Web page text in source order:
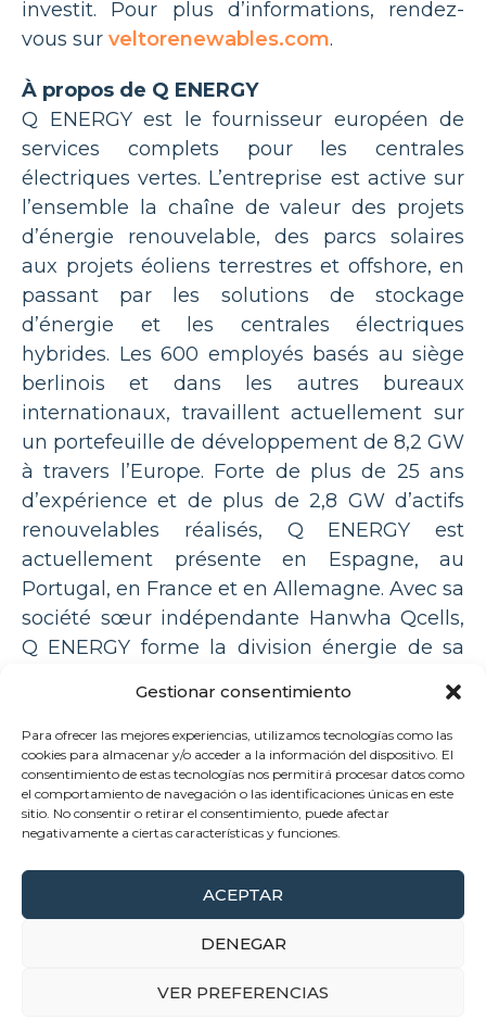
Gestionar consentimiento
Para ofrecer las mejores experiencias, utilizamos tecnologías como las
cookies para almacenar y/o acceder a la información del dispositivo. El
consentimiento de estas tecnologías nos permitirá procesar datos como
el comportamiento de navegación o las identificaciones únicas en este
sitio. No consentir o retirar el consentimiento, puede afectar
negativamente a ciertas características y funciones.
ACEPTAR
DENEGAR
VER PREFERENCIAS
investit. Pour plus d’informations, rendez-
vous sur veltorenewables.com.
À propos de Q ENERGY
Q ENERGY est le fournisseur européen de
services complets pour les centrales
électriques vertes. L’entreprise est active sur
l’ensemble la chaîne de valeur des projets
d’énergie renouvelable, des parcs solaires
aux projets éoliens terrestres et offshore, en
passant par les solutions de stockage
d’énergie et les centrales électriques
hybrides. Les 600 employés basés au siège
berlinois et dans les autres bureaux
internationaux, travaillent actuellement sur
un portefeuille de développement de 8,2 GW
à travers l’Europe. Forte de plus de 25 ans
d’expérience et de plus de 2,8 GW d’actifs
renouvelables réalisés, Q ENERGY est
actuellement présente en Espagne, au
Portugal, en France et en Allemagne. Avec sa
société sœur indépendante Hanwha Qcells,
Q ENERGY forme la division énergie de sa
premier plan Hanwha Solutions Corporation.
Pour plus d’informations, rendez-vous sur
qenergy.eu.
Mentions légales